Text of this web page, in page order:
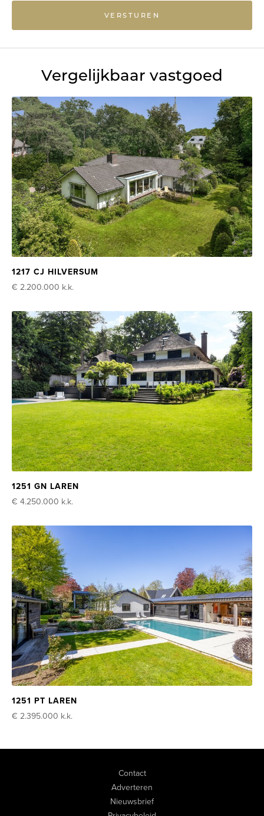
VERSTUREN
Vergelijkbaar vastgoed
1217 CJ HILVERSUM
€ 2.200.000 k.k.
1251 GN LAREN
€ 4.250.000 k.k.
1251 PT LAREN
€ 2.395.000 k.k.
Contact
Adverteren
Nieuwsbrief